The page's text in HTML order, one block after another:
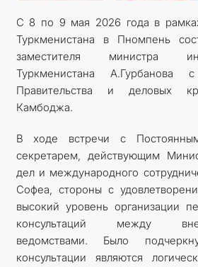
С 8 по 9 мая 2026 года в
Туркменистана в Пномпень
заместителя министра
Туркменистана А.Гурбанова с
Правительства и деловых
Камбоджа.
В ходе встречи с Постоянным
секретарем, действующим
дел и международного
Софеа, стороны с
высокий уровень организации
консультаций между
ведомствами. Было
консультации являются